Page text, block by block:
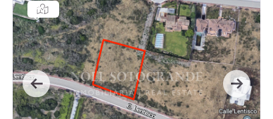
Previous Next